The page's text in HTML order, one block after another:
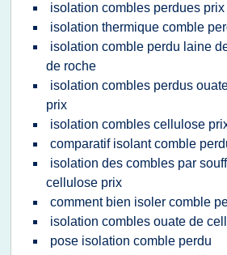
isolation combles perdues prix
isolation thermique comble
isolation comble perdu laine
de roche
isolation combles perdus
prix
isolation combles cellulose
comparatif isolant comble
isolation des combles par
cellulose prix
comment bien isoler comble
isolation combles ouate de
pose isolation comble perdu